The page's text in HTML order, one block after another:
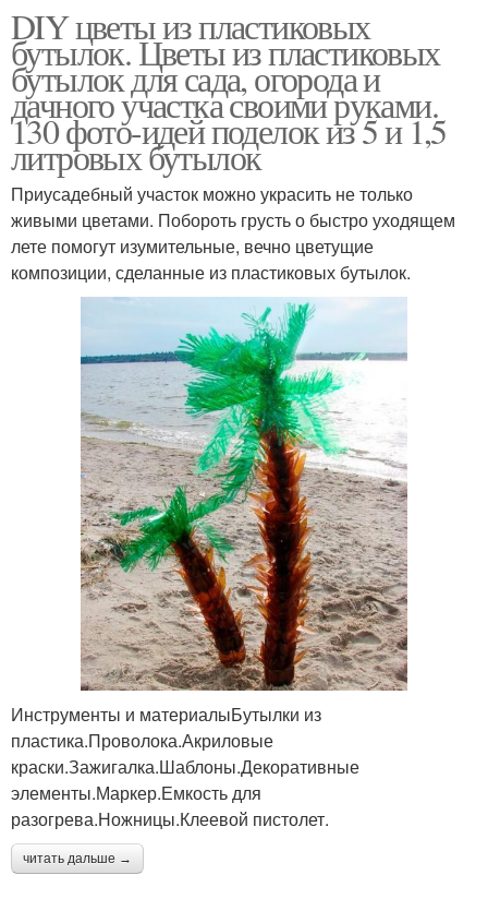
DIY цветы из пластиковых
бутылок. Цветы из пластиковых
бутылок для сада, огорода и
дачного участка своими руками.
130 фото-идей поделок из 5 и 1,5
литровых бутылок
Приусадебный участок можно украсить не только
живыми цветами. Побороть грусть о быстро уходящем
лете помогут изумительные, вечно цветущие
композиции, сделанные из пластиковых бутылок.
Инструменты и материалыБутылки из
пластика.Проволока.Акриловые
краски.Зажигалка.Шаблоны.Декоративные
элементы.Маркер.Емкость для
разогрева.Ножницы.Клеевой пистолет.
читать дальше →